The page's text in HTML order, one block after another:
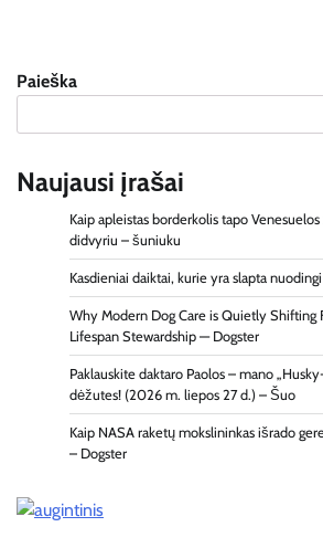
Paieška
Naujausi įrašai
Kaip apleistas borderkolis tapo
didvyriu – šuniuku
Kasdieniai daiktai, kurie yra slapta
Why Modern Dog Care is Quietly Shifting
Lifespan Stewardship — Dogster
Paklauskite daktaro Paolos – mano
dėžutes! (2026 m. liepos 27 d.) – Šuo
Kaip NASA raketų mokslininkas išrado
– Dogster